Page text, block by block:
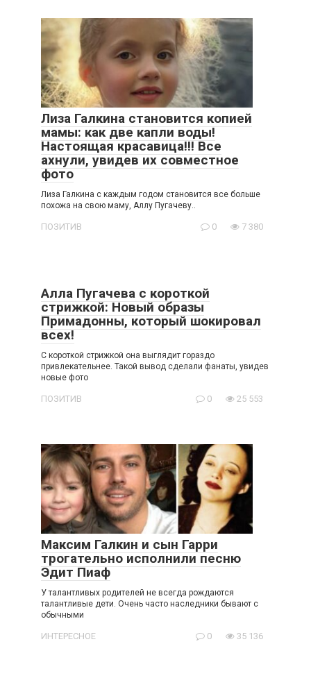
Лиза Галкина становится копией
мамы: как две капли воды!
Настоящая красавица!!! Все
ахнули, увидев их совместное
фото
Лиза Галкина с каждым годом становится все больше
похожа на свою маму, Аллу Пугачеву..
ПОЗИТИВ 0 7 380
Алла Пугачева с короткой
стрижкой: Новый образы
Примадонны, который шокировал
всех!
С короткой стрижкой она выглядит гораздо
привлекательнее. Такой вывод сделали фанаты, увидев
новые фото
ПОЗИТИВ 0 25 553
Максим Галкин и сын Гарри
трогательно исполнили песню
Эдит Пиаф
У талантливых родителей не всегда рождаются
талантливые дети. Очень часто наследники бывают с
обычными
ИНТЕРЕСНОЕ 0 35 136